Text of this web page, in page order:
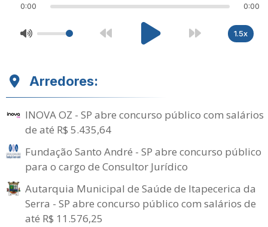
0:00 0:00
1.5x
Arredores:
INOVA OZ - SP abre concurso público com salários
de até R$ 5.435,64
Fundação Santo André - SP abre concurso público
para o cargo de Consultor Jurídico
Autarquia Municipal de Saúde de Itapecerica da
Serra - SP abre concurso público com salários de
até R$ 11.576,25